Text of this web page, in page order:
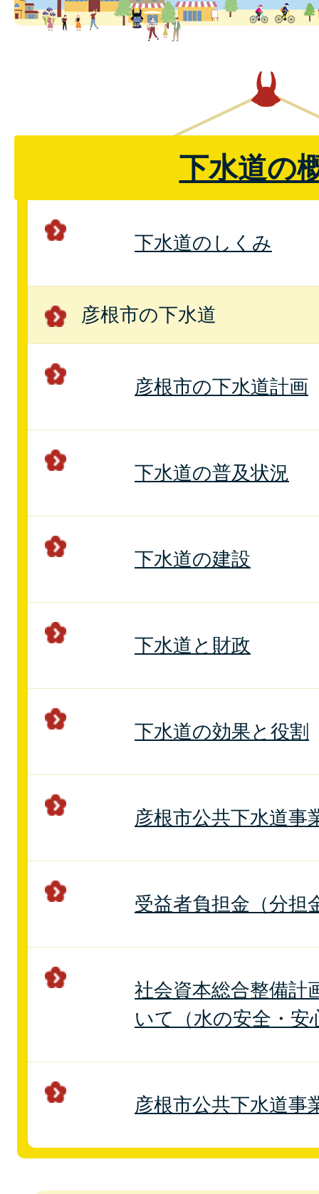
下水道の
下水道のしくみ
彦根市の下水道
彦根市の下水道計画
下水道の普及状況
下水道の建設
下水道と財政
下水道の効果と役割
彦根市公共下水道事
受益者負担金（分担
社会資本総合整備計
いて（水の安全・安
彦根市公共下水道事